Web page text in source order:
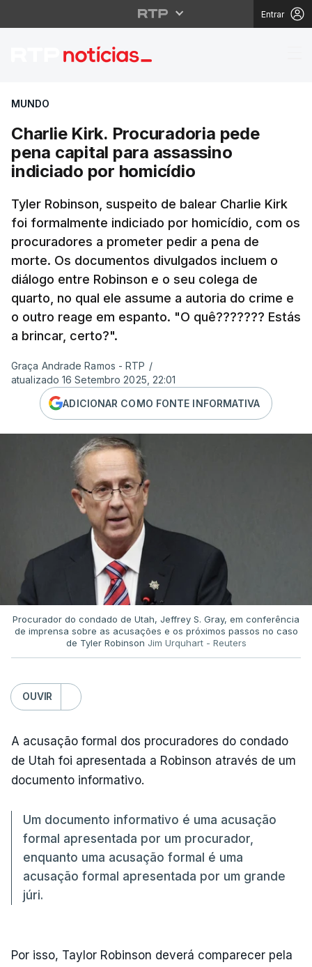
Entrar
Charlie Kirk.
MUNDO
Charlie Kirk. Procuradoria pede
pena capital para assassino
indiciado por homicídio
Tyler Robinson, suspeito de balear Charlie Kirk
foi formalmente indiciado por homicídio, com os
procuradores a prometer pedir a pena de
morte. Os documentos divulgados incluem o
diálogo entre Robinson e o seu colega de
quarto, no qual ele assume a autoria do crime e
o outro reage em espanto. "O quê??????? Estás
a brincar, certo?".
Graça Andrade Ramos - RTP /
atualizado 16 Setembro 2025, 22:01
ADICIONAR COMO FONTE INFORMATIVA
Procurador do condado de Utah, Jeffrey S. Gray, em conferência
de imprensa sobre as acusações e os próximos passos no caso
de Tyler Robinson Jim Urquhart - Reuters
OUVIR
A acusação formal dos procuradores do condado
de Utah foi apresentada a Robinson através de um
documento informativo.
Um documento informativo é uma acusação
formal apresentada por um procurador,
enquanto uma acusação formal é uma
acusação formal apresentada por um grande
júri.
Por isso, Taylor Robinson deverá comparecer pela